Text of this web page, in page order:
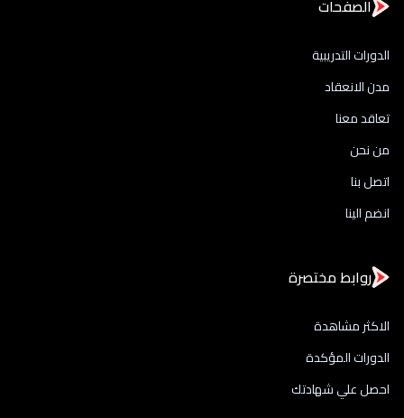
الصفحات
الدورات التدريبية
مدن الانعقاد
تعاقد معنا
من نحن
اتصل بنا
انضم الينا
روابط مختصرة
الاكثر مشاهدة
الدورات المؤكدة
احصل علي شهادتك